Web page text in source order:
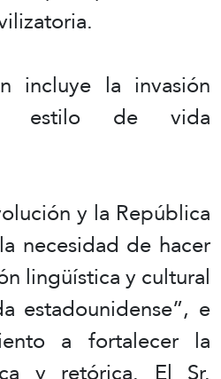
incluye la invasión
estilo de vida
y la República
necesidad de hacer
lingüística y cultural
estadounidense”, e
a fortalecer la